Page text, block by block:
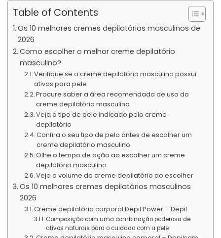
Table of Contents
Os 10 melhores cremes depilatórios masculinos de
2026
Como escolher o melhor creme depilatório
masculino?
Verifique se o creme depilatório masculino possui
ativos para pele
Procure saber a área recomendada de uso do
creme depilatório masculino
Veja o tipo de pele indicado pelo creme
depilatório
Confira o seu tipo de pelo antes de escolher um
creme depilatório masculino
Olhe o tempo de ação ao escolher um creme
depilatório masculino
Veja o volume do creme depilatório ao escolher
Os 10 melhores cremes depilatórios masculinos
2026
Creme depilatório corporal Depil Power – Depil
Composição com uma combinação poderosa de
ativos naturais para o cuidado com a pele